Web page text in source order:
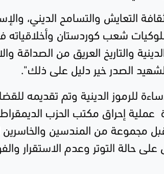
التعايش والتسامح الديني،
شعب كوردستان
والتاريخ العريق من الصداقة
الصدر خير دليل على ذلك".
للرموز الدينية وتم تقديمه
إحراق مكتب الحزب
قبل مجموعة من المندسين
على حالة التوتر وعدم الاستقرار